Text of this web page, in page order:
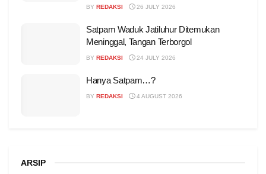
BY REDAKSI 26 JULY 2026
Satpam Waduk Jatiluhur Ditemukan
Meninggal, Tangan Terborgol
BY REDAKSI 24 JULY 2026
Hanya Satpam…?
BY REDAKSI 4 AUGUST 2026
ARSIP